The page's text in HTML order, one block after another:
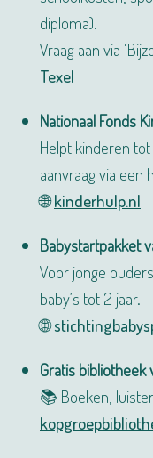
diploma).
Vraag aan via
Texel
Nationaal Fonds
Helpt kinderen
aanvraag via een
🌐kinderhulp.nl
Babystartpakket
Voor jonge
baby’s tot 2 jaar.
🌐
Gratis
📚 Boeken,